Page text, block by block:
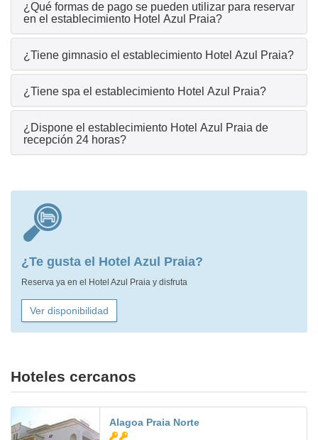
¿Qué formas de pago se pueden utilizar para reservar
en el establecimiento Hotel Azul Praia?
¿Tiene gimnasio el establecimiento Hotel Azul Praia?
¿Tiene spa el establecimiento Hotel Azul Praia?
¿Dispone el establecimiento Hotel Azul Praia de
recepción 24 horas?
¿Te gusta el Hotel Azul Praia?
Reserva ya en el Hotel Azul Praia y disfruta
Ver disponibilidad
Hoteles cercanos
Alagoa Praia Norte